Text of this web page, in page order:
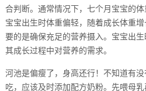
合判断。通常情况下，七个月宝宝的
宝宝出生时体重偏轻，随着成长体重
要的是确保充足的营养摄入。宝宝出
其成长过程中对营养的需求。
河池是偏瘦了，身高还行！不知道有
吃，应该及时添加配方奶粉。先喂母